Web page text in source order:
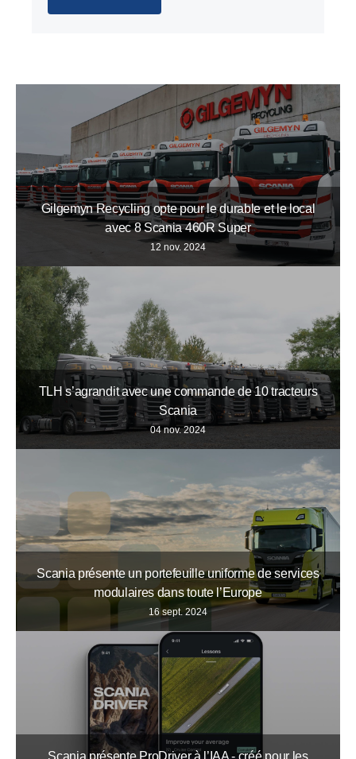
Gilgemyn Recycling opte pour le durable et le local
avec 8 Scania 460R Super
12 nov. 2024
TLH s’agrandit avec une commande de 10 tracteurs
Scania
04 nov. 2024
Scania présente un portefeuille uniforme de services
modulaires dans toute l’Europe
16 sept. 2024
Scania présente ProDriver à l’IAA - créé pour les